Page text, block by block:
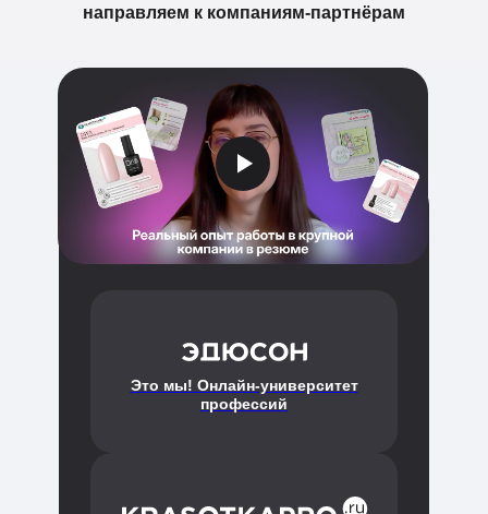
направляем к компаниям-партнёрам
Это мы! Онлайн-университет
профессий